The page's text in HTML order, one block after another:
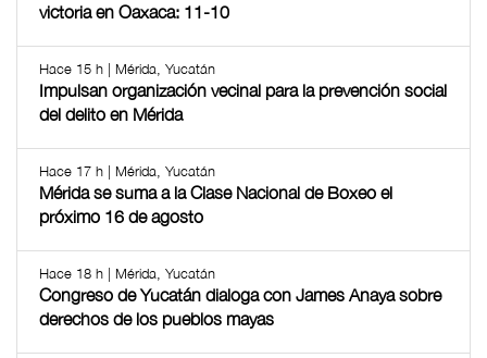
victoria en Oaxaca: 11-10
Hace 15 h | Mérida, Yucatán
Impulsan organización vecinal para la prevención social
del delito en Mérida
Hace 17 h | Mérida, Yucatán
Mérida se suma a la Clase Nacional de Boxeo el
próximo 16 de agosto
Hace 18 h | Mérida, Yucatán
Congreso de Yucatán dialoga con James Anaya sobre
derechos de los pueblos mayas